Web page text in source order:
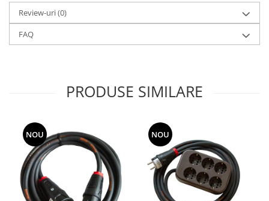
Senzori
Ventilatoare
Review-uri(0)
FAQ
PRODUSE SIMILARE
NOU NOU